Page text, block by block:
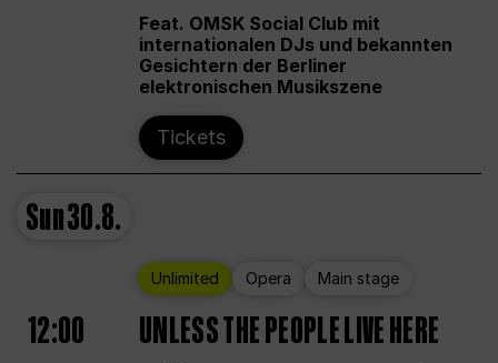
Feat. OMSK Social Club mit
internationalen DJs und bekannten
Gesichtern der Berliner
elektronischen Musikszene
Tickets
Sun30.8.
Unlimited Opera Main stage
12:00 UNLESS THE PEOPLE LIVE HERE